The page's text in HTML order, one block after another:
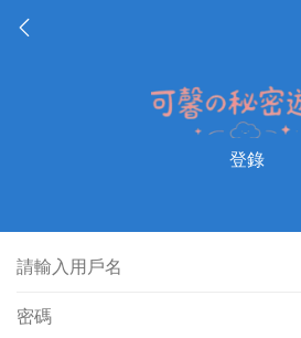
登錄